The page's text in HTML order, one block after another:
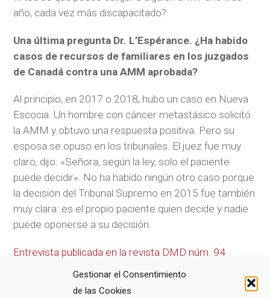
Gestionar el Consentimiento
de las Cookies
año, cada vez más discapacitado?
Una última pregunta Dr. L’Espérance. ¿Ha habido
casos de recursos de familiares en los juzgados
de Canadá contra una AMM aprobada?
Al principio, en 2017 o 2018, hubo un caso en Nueva
Escocia. Un hombre con cáncer metastásico solicitó
la AMM y obtuvo una respuesta positiva. Pero su
esposa se opuso en los tribunales. El juez fue muy
claro, dijo: «Señora, según la ley, solo el paciente
puede decidir». No ha habido ningún otro caso porque
la decisión del Tribunal Supremo en 2015 fue también
muy clara: es el propio paciente quien decide y nadie
puede oponerse a su decisión.
Entrevista publicada en la revista DMD núm. 94
COMPARTE ESTE ARTÍCULO